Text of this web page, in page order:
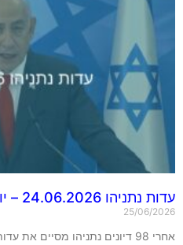
עדות נתניהו 24.06.2026 – יום עדות מס' 98 (אחרון)
25/06/2026
אחרי 98 דיונים נתניהו מסיים את עדותו